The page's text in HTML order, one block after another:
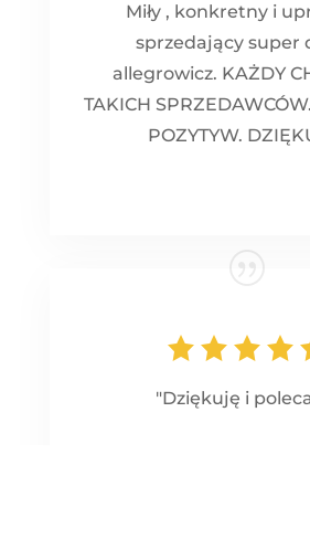
Miły , konkretny i
sprzedający super
allegrowicz. KAŻDY
TAKICH
POZYTYW.
"Dziękuję i